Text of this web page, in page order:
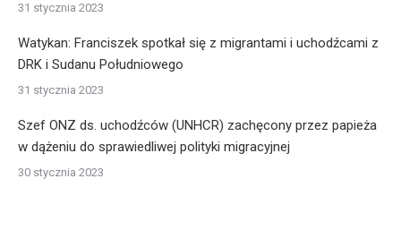
31 stycznia 2023
Watykan: Franciszek spotkał się z migrantami i uchodźcami z
DRK i Sudanu Południowego
31 stycznia 2023
Szef ONZ ds. uchodźców (UNHCR) zachęcony przez papieża
w dążeniu do sprawiedliwej polityki migracyjnej
30 stycznia 2023